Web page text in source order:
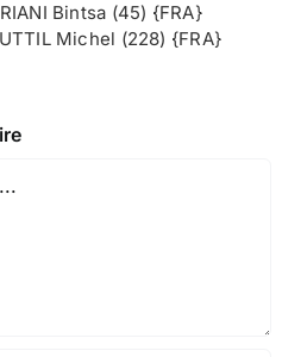
Bintsa (45) {FRA}
Michel (228) {FRA}